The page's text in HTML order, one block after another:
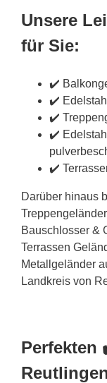
Unsere
für Sie:
✔️
✔️
✔️
✔️
✔️
Darüber hinaus
Bauschlosser &
Terrassen
Metallgeländer
Landkreis von
Perfekten